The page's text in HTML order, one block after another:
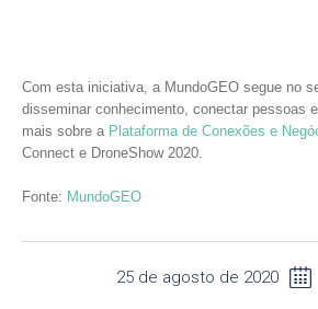
Com esta iniciativa, a MundoGEO segue no
disseminar conhecimento, conectar pessoas
mais sobre a Plataforma de Conexões e
Connect e DroneShow 2020.
Fonte: MundoGEO
25 de agosto de 2020